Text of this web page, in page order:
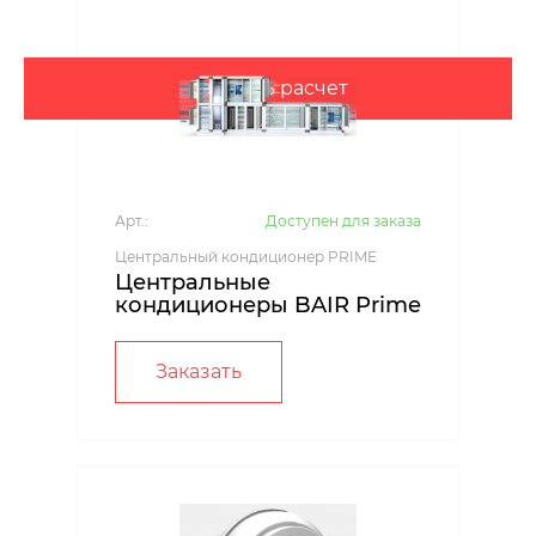
Заказать расчет
Арт.:
Доступен для заказа
Центральный кондиционер PRIME
Центральные
кондиционеры BAIR Prime
Заказать